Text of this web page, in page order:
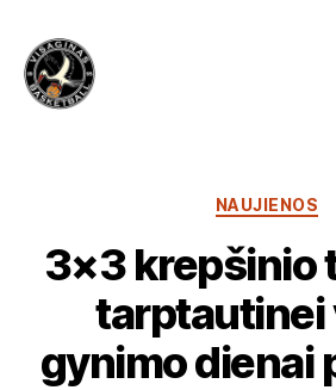
NAUJIENOS
3×3 krepšinio
tarptautinei
gynimo dienai